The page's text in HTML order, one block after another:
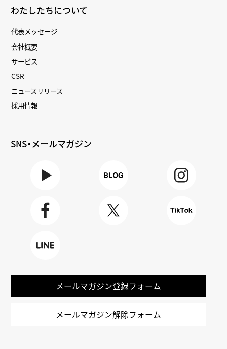
わたしたちについて
代表メッセージ
会社概要
サービス
CSR
ニュースリリース
採用情報
SNS・メールマガジン
メールマガジン登録フォーム
メールマガジン解除フォーム